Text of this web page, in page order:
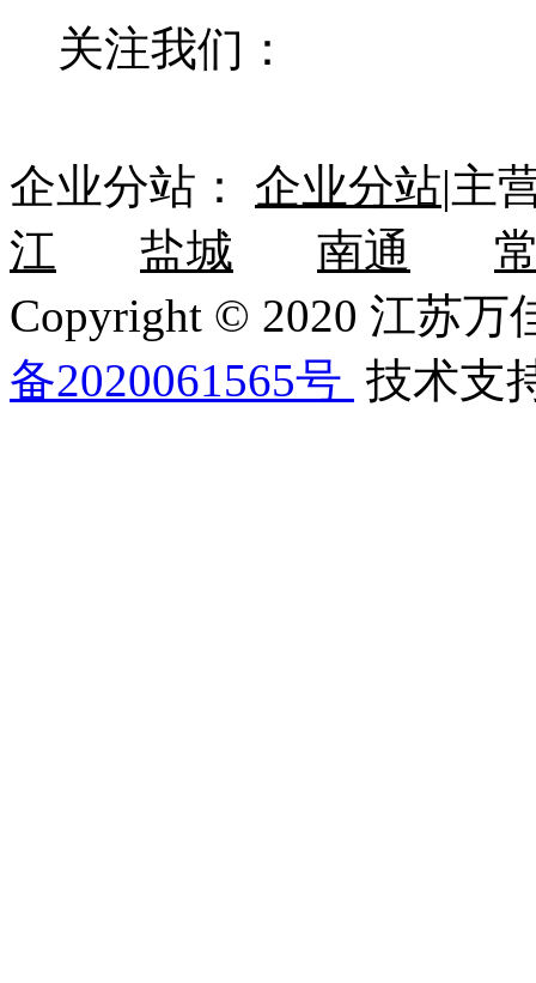
关注我们：
企业分站： 企业分站|主
江
盐城 南通
Copyright © 2020 江苏
备2020061565号 技术支